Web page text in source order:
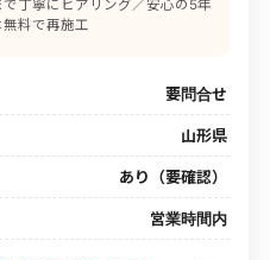
丁寧にヒアリング／安心の5年
料で再施工
要問合せ
山形県
あり（要確認）
営業時間内